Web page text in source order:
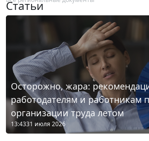
Статьи
Осторожно, жара:
работодателям и работникам
организации труда летом
13:4331 июля 2026